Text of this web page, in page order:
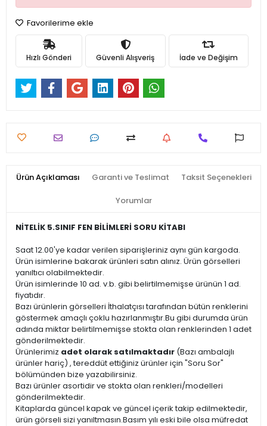
Favorilerime ekle
Hızlı Gönderi Güvenli Alışveriş İade ve Değişim
Ürün Açıklaması Garanti ve Teslimat Taksit Seçenekleri
Yorumlar
NİTELİK 5.SINIF FEN BİLİMLERİ SORU KİTABI
Saat 12.00'ye kadar verilen siparişleriniz aynı gün kargoda.
Ürün isimlerine bakarak ürünleri satın alınız. Ürün görselleri
yanıltıcı olabilmektedir.
Ürün isimlerinde 10 ad. v.b. gibi belirtilmemişse ürünün 1 ad.
fiyatıdır.
Bazı ürünlerin görselleri İthalatçısı tarafından bütün renklerini
göstermek amaçlı çoklu hazırlanmıştır.Bu gibi durumda ürün
adında miktar belirtilmemişse stokta olan renklerinden 1 adet
gönderilmektedir.
Ürünlerimiz adet olarak satılmaktadır (Bazı ambalajlı
ürünler hariç) , tereddüt ettiğiniz ürünler için "Soru Sor"
bölümünden bize yazabilirsiniz.
Bazı ürünler asortidir ve stokta olan renkleri/modelleri
gönderilmektedir.
Kitaplarda güncel kapak ve güncel içerik takip edilmektedir,
ürün görseli sizi yanıltmasın.Basım yılı eski bile olsa müfredat